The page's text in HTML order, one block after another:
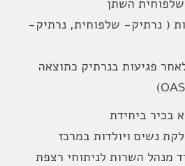
השתן
( נרתיק- שלפוחית, נרתיק-
פגיעות בנרתיק כתוצאה
בכיר ביחידת
נשים ויולדות במרכז
מנהל השרות לניתוחי רצפת